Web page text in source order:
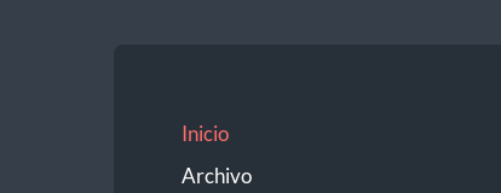
Inicio
Archivo